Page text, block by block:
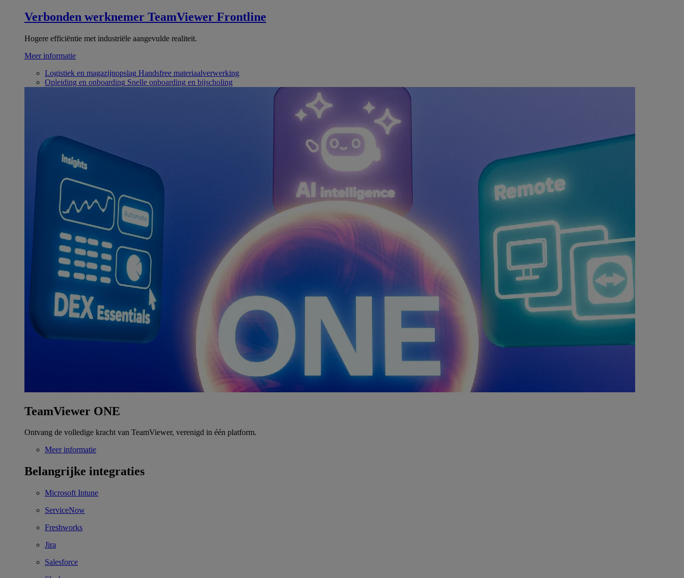
Verbonden werknemer TeamViewer Frontline
Hogere efficiëntie met industriële aangevulde realiteit.
Meer informatie
Logistiek en magazijnopslag Handsfree materiaalverwerking
Opleiding en onboarding Snelle onboarding en bijscholing
TeamViewer ONE
Ontvang de volledige kracht van TeamViewer, verenigd in één platform.
Meer informatie
Belangrijke integraties
Microsoft Intune
ServiceNow
Freshworks
Jira
Salesforce